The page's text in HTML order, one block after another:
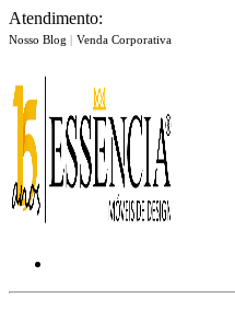
Atendimento:
Nosso Blog | Venda Corporativa